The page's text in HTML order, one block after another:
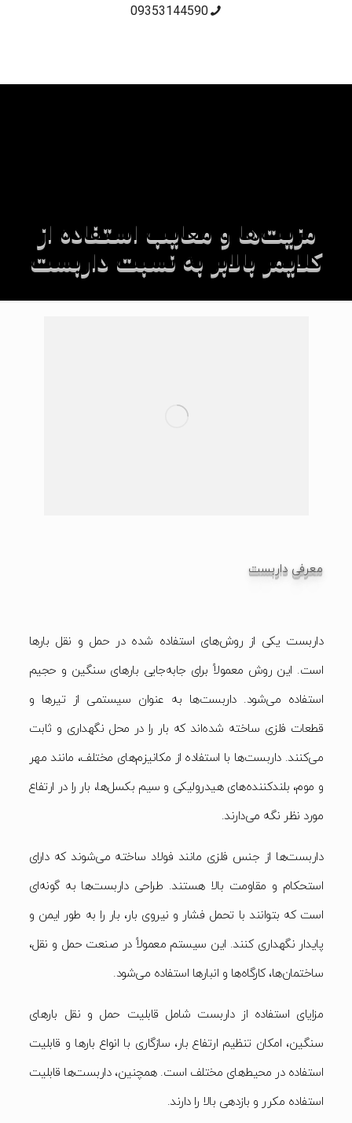
09353144590
مزیت‌ها و معایب استفاده از
کلایمر بالابر به نسبت داربست
معرفی داربست
داربست یکی از روش‌های استفاده شده در حمل و نقل بارها
است. این روش معمولاً برای جابه‌جایی بارهای سنگین و حجیم
استفاده می‌شود. داربست‌ها به عنوان سیستمی از تیرها و
قطعات فلزی ساخته شده‌اند که بار را در محل نگهداری و ثابت
می‌کنند. داربست‌ها با استفاده از مکانیزم‌های مختلف، مانند مهر
و موم، بلندکننده‌های هیدرولیکی و سیم بکسل‌ها، بار را در ارتفاع
مورد نظر نگه می‌دارند.
داربست‌ها از جنس فلزی مانند فولاد ساخته می‌شوند که دارای
استحکام و مقاومت بالا هستند. طراحی داربست‌ها به گونه‌ای
است که بتوانند با تحمل فشار و نیروی بار، بار را به طور ایمن و
پایدار نگهداری کنند. این سیستم معمولاً در صنعت حمل و نقل،
ساختمان‌ها، کارگاه‌ها و انبارها استفاده می‌شود.
مزایای استفاده از داربست شامل قابلیت حمل و نقل بارهای
سنگین، امکان تنظیم ارتفاع بار، سازگاری با انواع بارها و قابلیت
استفاده در محیط‌های مختلف است. همچنین، داربست‌ها قابلیت
استفاده مکرر و بازدهی بالا را دارند.